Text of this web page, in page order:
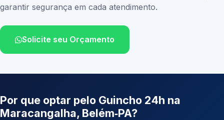
garantir segurança em cada atendimento.
Solicite seu Orçamento
Por que optar pelo Guincho 24h na
Maracangalha, Belém‑PA?